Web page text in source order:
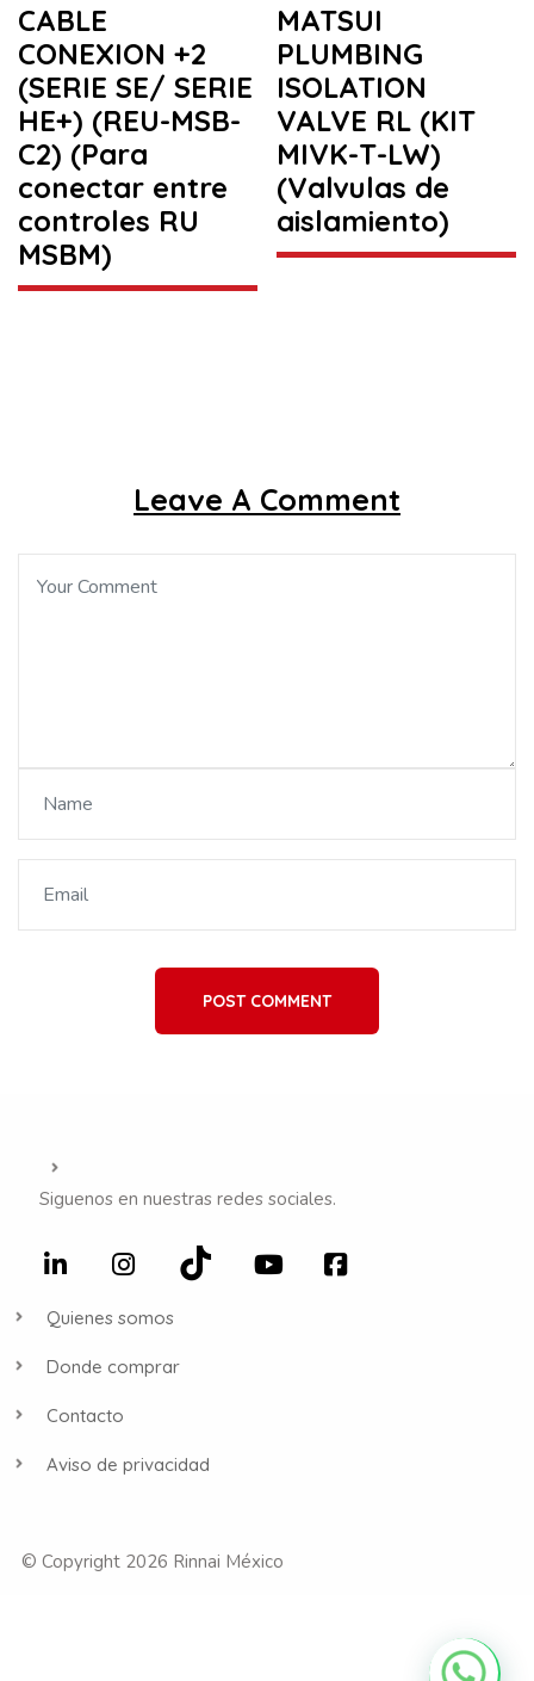
CABLE
CONEXION +2
(SERIE SE/ SERIE
HE+) (REU-MSB-
C2) (Para
conectar entre
controles RU
MSBM)
MATSUI
PLUMBING
ISOLATION
VALVE RL (KIT
MIVK-T-LW)
(Valvulas de
aislamiento)
Leave A Comment
POST COMMENT
Siguenos en nuestras redes sociales.
Quienes somos
Donde comprar
Contacto
Aviso de privacidad
© Copyright 2026 Rinnai México